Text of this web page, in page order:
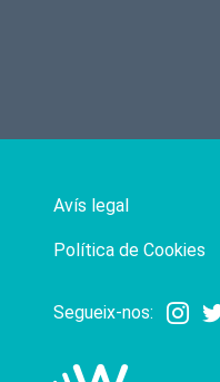
Avís legal
Política de Cookies
Segueix-nos: